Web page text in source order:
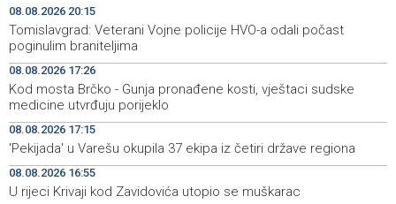
18:09
Iran 'vrlo blizu' dogovora s Omanom o novoj Hormuškoj
brodskoj ruti
18:05
Koncertom Marije Šerifović večeras se zatvara
manifestacija 'Dani dijaspore Travnik 2026'
17:26
Kod mosta Brčko - Gunja pronađene kosti, vještaci
sudske medicine utvrđuju porijeklo
17:15
'Pekijada' u Varešu okupila 37 ekipa iz četiri države
regiona
08.08.2026 20:15
Tomislavgrad: Veterani Vojne policije HVO-a odali počast
poginulim braniteljima
08.08.2026 17:26
Kod mosta Brčko - Gunja pronađene kosti, vještaci sudske
medicine utvrđuju porijeklo
08.08.2026 17:15
'Pekijada' u Varešu okupila 37 ekipa iz četiri države regiona
08.08.2026 16:55
U rijeci Krivaji kod Zavidovića utopio se muškarac